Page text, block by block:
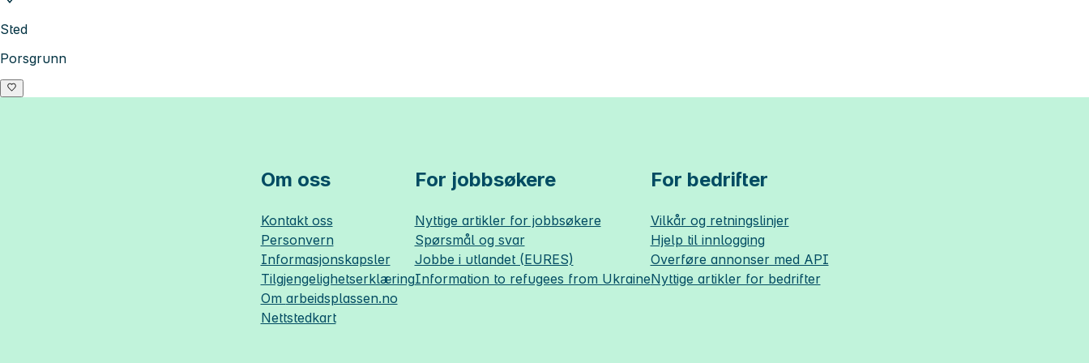
Sted
Porsgrunn
Om oss
Kontakt oss
Personvern
Informasjonskapsler
Tilgjengelighetserklæring
Om arbeidsplassen.no
Nettstedkart
For jobbsøkere
Nyttige artikler for jobbsøkere
Spørsmål og svar
Jobbe i utlandet (EURES)
Information to refugees from Ukraine
For bedrifter
Vilkår og retningslinjer
Hjelp til innlogging
Overføre annonser med API
Nyttige artikler for bedrifter